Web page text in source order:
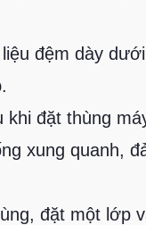
đệm dày
.
khi đặt thùng
xung quanh,
đặt một lớp